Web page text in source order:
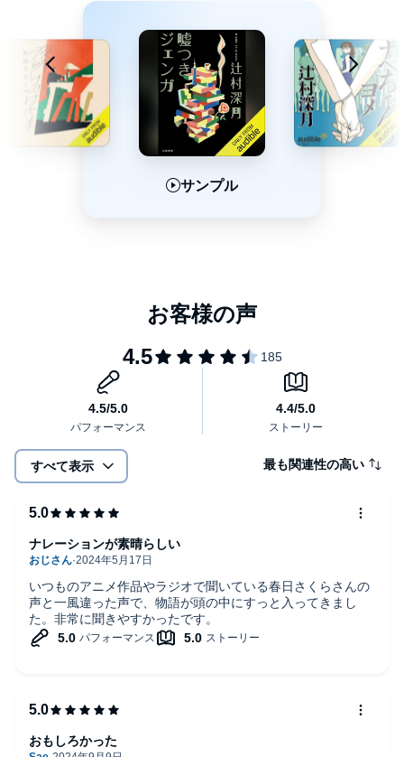
サンプル
すべて表示 最も関連性の高い
いつものアニメ作品やラジオで聞いている春日さくらさんの
声と一風違った声で、物語が頭の中にすっと入ってきまし
た。非常に聞きやすかったです。
ナレーションが素晴らしい
おもしろかった